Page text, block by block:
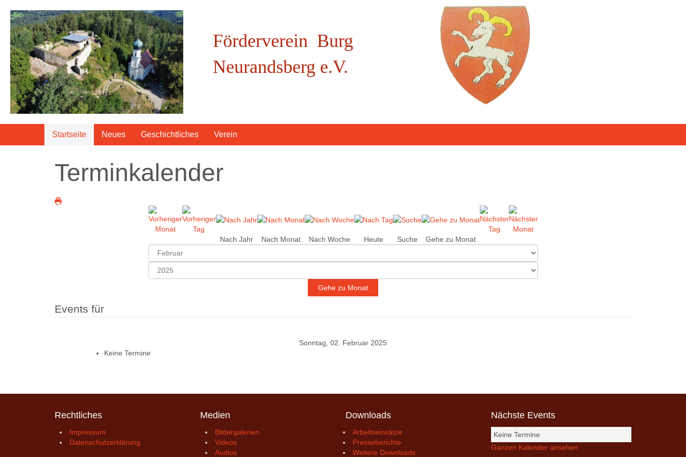
Förderverein Burg
Neurandsberg e.V.
Startseite Neues Geschichtliches Verein
Terminkalender
Nach Jahr Nach Monat Nach Woche Heute Suche Gehe zu Monat
Gehe zu Monat
Events für
Sonntag, 02. Februar 2025
Keine Termine
Rechtliches
Impressum
Datenschutzerklärung
Medien
Bildergalerien
Videos
Audios
Downloads
Arbeitseinsätze
Presseberichte
Weitere Downloads
Nächste Events
Keine Termine
Ganzen Kalender ansehen